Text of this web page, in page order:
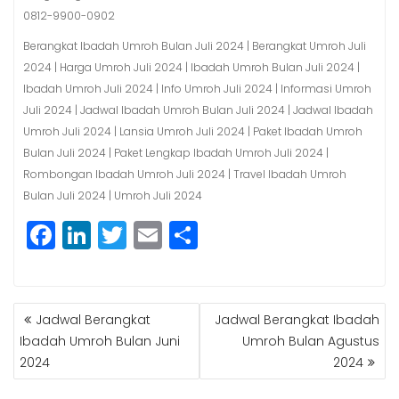
0812-9900-0902
Berangkat Ibadah Umroh Bulan Juli 2024 | Berangkat Umroh Juli
2024 | Harga Umroh Juli 2024 | Ibadah Umroh Bulan Juli 2024 |
Ibadah Umroh Juli 2024 | Info Umroh Juli 2024 | Informasi Umroh
Juli 2024 | Jadwal Ibadah Umroh Bulan Juli 2024 | Jadwal Ibadah
Umroh Juli 2024 | Lansia Umroh Juli 2024 | Paket Ibadah Umroh
Bulan Juli 2024 | Paket Lengkap Ibadah Umroh Juli 2024 |
Rombongan Ibadah Umroh Juli 2024 | Travel Ibadah Umroh
Bulan Juli 2024 | Umroh Juli 2024
F
a
c
e
b
o
Li
n
k
e
dI
n
T
w
itt
e
r
E
m
ai a
POST
NAVIGATION
Jadwal Berangkat
Ibadah Umroh Bulan Juni
2024
Jadwal Berangkat Ibadah
Umroh Bulan Agustus
2024